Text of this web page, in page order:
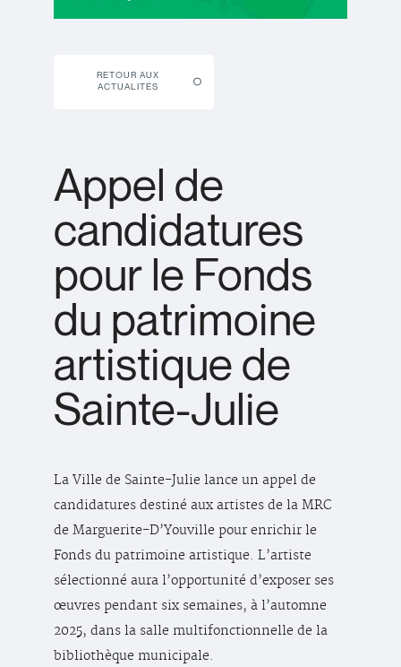
RETOUR AUX
ACTUALITÉS
Appel de
candidatures
pour le Fonds
du patrimoine
artistique de
Sainte-Julie
La Ville de Sainte-Julie lance un appel de
candidatures destiné aux artistes de la MRC
de Marguerite-D’Youville pour enrichir le
Fonds du patrimoine artistique. L’artiste
sélectionné aura l’opportunité d’exposer ses
œuvres pendant six semaines, à l’automne
2025, dans la salle multifonctionnelle de la
bibliothèque municipale.